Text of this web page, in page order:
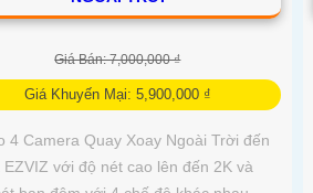
Giá Bán: 7,000,000 ₫
Giá Khuyến Mại: 5,900,000 ₫
4 Camera Quay Xoay Ngoài Trời đến
với độ nét cao lên đến 2K và